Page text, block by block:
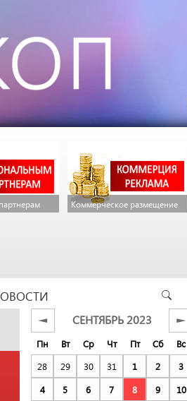
Коммерческое размещение
◄ СЕНТЯБРЬ 2023 ►
Пн Вт Ср Чт Пт Сб
Вс
28
29 30 31 1 2
3
4
5 6 7 8 9
10